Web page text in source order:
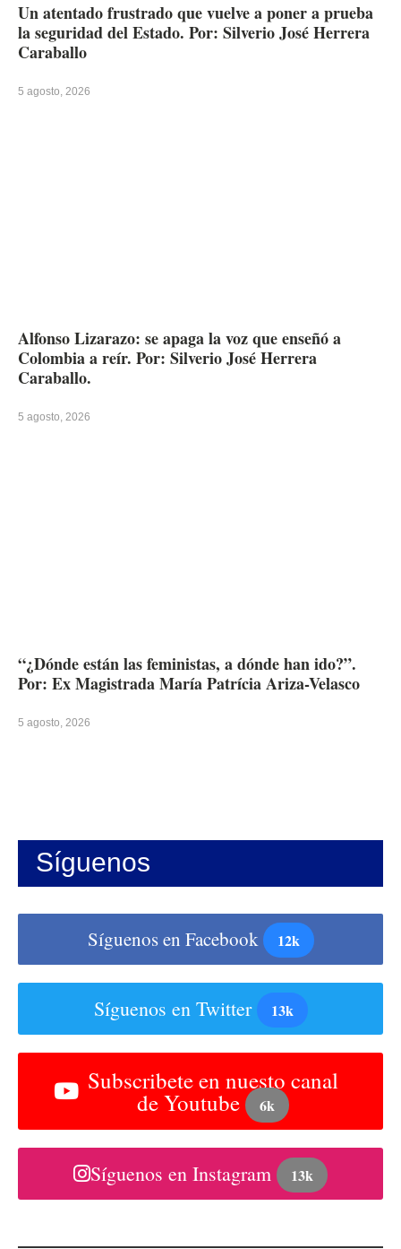
Un atentado frustrado que vuelve a poner a prueba
la seguridad del Estado. Por: Silverio José Herrera
Caraballo
5 agosto, 2026
Alfonso Lizarazo: se apaga la voz que enseñó a
Colombia a reír. Por: Silverio José Herrera
Caraballo.
5 agosto, 2026
“¿Dónde están las feministas, a dónde han ido?”.
Por: Ex Magistrada María Patrícia Ariza-Velasco
5 agosto, 2026
Síguenos
Síguenos en Facebook 12k
Síguenos en Twitter 13k
Subscribete en nuesto canal
de Youtube 6k
Síguenos en Instagram 13k